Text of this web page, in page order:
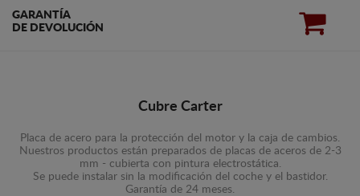
GARANTÍA
DE DEVOLUCIÓN
Cubre Carter
Placa de acero para la protección del motor y la caja de cambios.
Nuestros productos están preparados de placas de aceros de 2-3
mm - cubierta con pintura electrostática.
Se puede instalar sin la modificación del coche y el bastidor.
Garantía de 24 meses.